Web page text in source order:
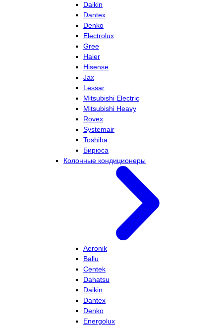
Daikin
Dantex
Denko
Electrolux
Gree
Haier
Hisense
Jax
Lessar
Mitsubishi Electric
Mitsubishi Heavy
Rovex
Systemair
Toshiba
Бирюса
Колонные кондиционеры
Aeronik
Ballu
Centek
Dahatsu
Daikin
Dantex
Denko
Energolux